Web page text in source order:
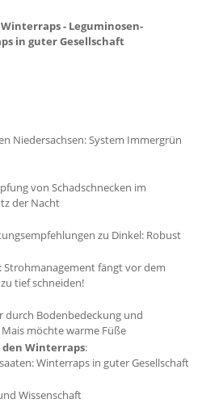
- Leguminosen-
in guter Gesellschaft
Niedersachsen: System Immergrün
von Schadschnecken im
der Nacht
zu Dinkel: Robust
: Strohmanagement fängt vor dem
tief schneiden!
durch Bodenbedeckung und
möchte warme Füße
Winterraps:
Winterraps in guter Gesellschaft
Wissenschaft